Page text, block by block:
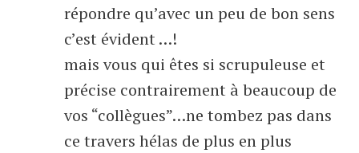
répondre qu’avec un peu de bon sens
c’est évident …!
mais vous qui êtes si scrupuleuse et
précise contrairement à beaucoup de
vos “collègues”…ne tombez pas dans
ce travers hélas de plus en plus